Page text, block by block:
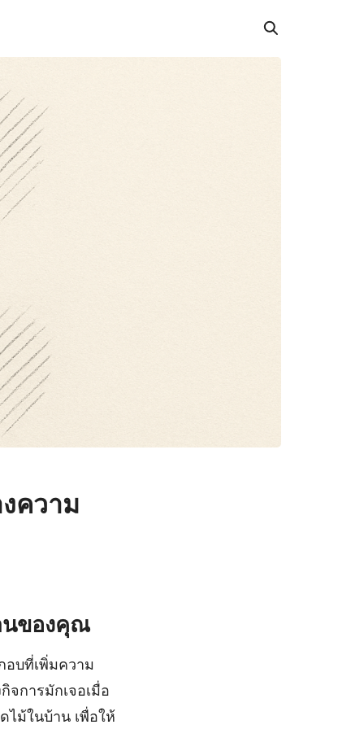
ความ
นของคุณ
อบที่เพิ่มความ
จการมักเจอเมื่อ
ไม้ในบ้าน เพื่อให้